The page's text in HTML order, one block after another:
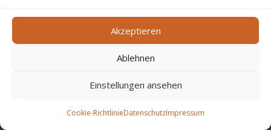
Akzeptieren
Ablehnen
Einstellungen ansehen
Cookie-RichtlinieDatenschutzImpressum
KultKom – Kgl. Kulturelles Komitee der Stadt Eupen